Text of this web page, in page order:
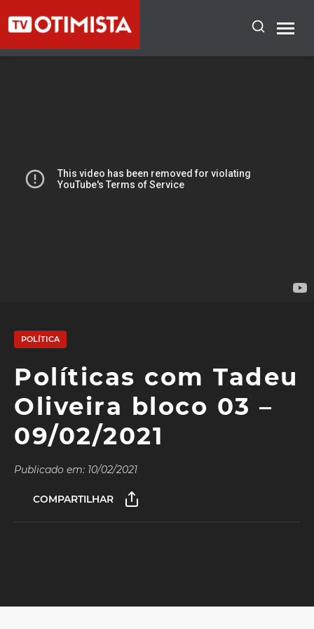
POLÍTICA
Políticas com Tadeu
Oliveira bloco 03 –
09/02/2021
Publicado em: 10/02/2021
COMPARTILHAR